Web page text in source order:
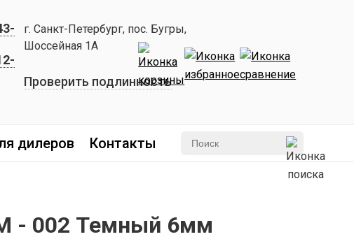
г. Санкт-Петербург, пос. Бугры,
Шоссейная 1А
Проверить подлинность
дилеров Контакты
- 002 Темный 6мм